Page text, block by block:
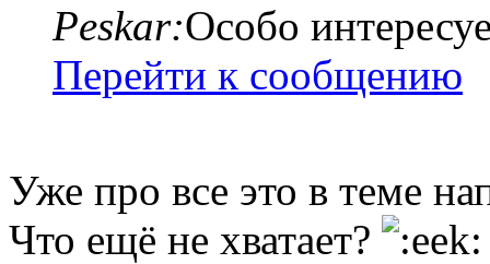
Peskar:Особо
Перейти к сообщению
Уже про все это в теме
Что ещё не хватает?